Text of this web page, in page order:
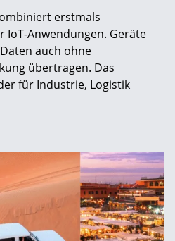
erstmals
IoT-Anwendungen. Geräte
auch ohne
übertragen. Das
für Industrie, Logistik